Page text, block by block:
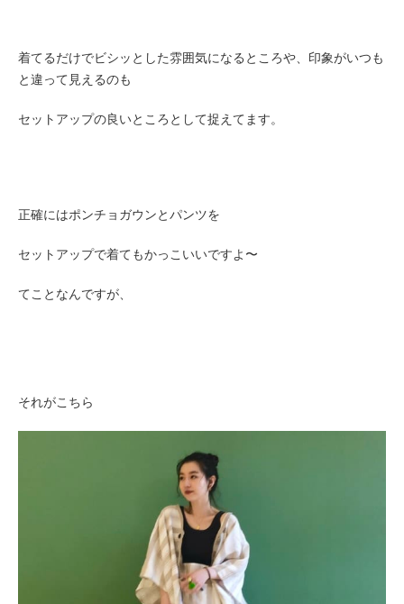
着てるだけでビシッとした雰囲気になるところや、印象がいつも
と違って見えるのも
セットアップの良いところとして捉えてます。
正確にはポンチョガウンとパンツを
セットアップで着てもかっこいいですよ〜
てことなんですが、
それがこちら